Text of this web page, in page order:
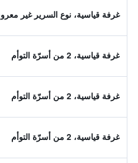
غرفة قياسية، نوع السرير غير
غرفة قياسية، 2 من أسرّة التوأم
غرفة قياسية، 2 من أسرّة التوأم
غرفة قياسية، 2 من أسرّة التوأم